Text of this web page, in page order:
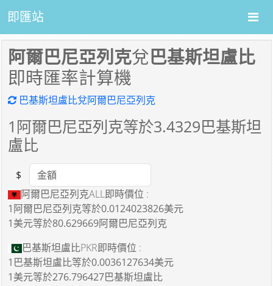
即匯站
阿爾巴尼亞列克兌巴基斯坦盧比
即時匯率計算機
巴基斯坦盧比兌阿爾巴尼亞列克
1 阿爾巴尼亞列克等於3.4329巴基斯坦
盧比
Amount
$
阿爾巴尼亞列克ALL即時價位 :
1阿爾巴尼亞列克等於0.0124023826美元
1美元等於80.629669阿爾巴尼亞列克
巴基斯坦盧比PKR即時價位 :
1巴基斯坦盧比等於0.0036127634美元
1美元等於276.796427巴基斯坦盧比